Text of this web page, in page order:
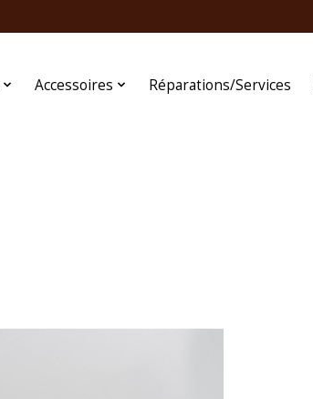
Accessoires Réparations/Services